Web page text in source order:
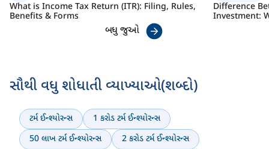
What is Income Tax Return (ITR): Filing, Rules,
Benefits & Forms
Difference
Investment:
બધુ જુઓ
સૌથી વધુ શોધાતી વ્યાખ્યાઓ(શબ્દો)
ટર્મ ઈન્શ્યોરન્સ
1 કરોડ ટર્મ ઈન્શ્યોરન્સ
50 લાખ ટર્મ ઈન્શ્યોરન્સ
2 કરોડ ટર્મ ઈન્શ્યોરન્સ